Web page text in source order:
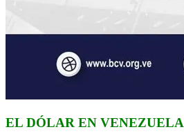
EL DÓLAR EN VENEZUELA